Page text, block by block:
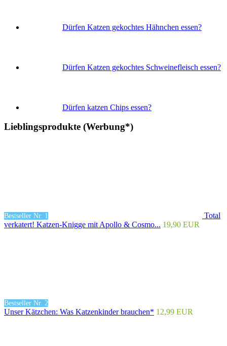
Dürfen Katzen gekochtes Hähnchen essen?
Dürfen Katzen gekochtes Schweinefleisch essen?
Dürfen katzen Chips essen?
Lieblingsprodukte (Werbung*)
Bestseller Nr. 1
Total
verkatert! Katzen-Knigge mit Apollo & Cosmo... 19,90 EUR
Bestseller Nr. 2
Unser Kätzchen: Was Katzenkinder brauchen* 12,99 EUR